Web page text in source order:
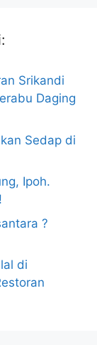
Srikandi
Daging
Sedap di
Ipoh.
?
di